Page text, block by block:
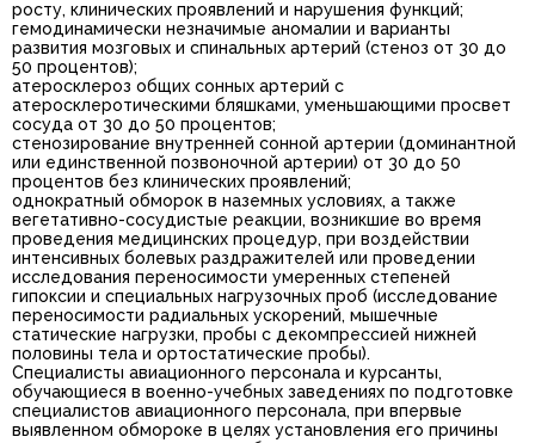
росту, клинических проявлений и нарушения функций;
гемодинамически незначимые аномалии и варианты
развития мозговых и спинальных артерий (стеноз от 30 до
50 процентов);
атеросклероз общих сонных артерий с
атеросклеротическими бляшками, уменьшающими просвет
сосуда от 30 до 50 процентов;
стенозирование внутренней сонной артерии (доминантной
или единственной позвоночной артерии) от 30 до 50
процентов без клинических проявлений;
однократный обморок в наземных условиях, а также
вегетативно-сосудистые реакции, возникшие во время
проведения медицинских процедур, при воздействии
интенсивных болевых раздражителей или проведении
исследования переносимости умеренных степеней
гипоксии и специальных нагрузочных проб (исследование
переносимости радиальных ускорений, мышечные
статические нагрузки, пробы с декомпрессией нижней
половины тела и ортостатические пробы).
Специалисты авиационного персонала и курсанты,
обучающиеся в военно-учебных заведениях по подготовке
специалистов авиационного персонала, при впервые
выявленном обмороке в целях установления его причины